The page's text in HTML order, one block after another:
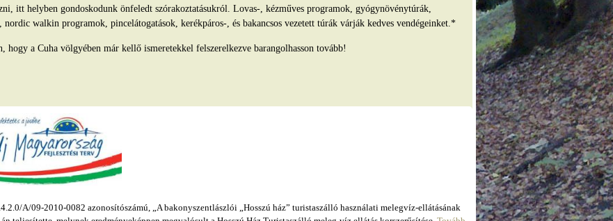
itt helyben gondoskodunk önfeledt szórakoztatásukról. Lovas-, kézműves programok, gyógynövénytúrák,
walkin programok, pincelátogatások, kerékpáros-, és bakancsos vezetett túrák várják kedves vendégeinket.*
a Cuha völgyében már kellő ismeretekkel felszerelkezve barangolhasson tovább!
A/09-2010-0082 azonosítószámú, „A bakonyszentlászlói „Hosszú ház” turistaszálló használati melegvíz-ellátásának